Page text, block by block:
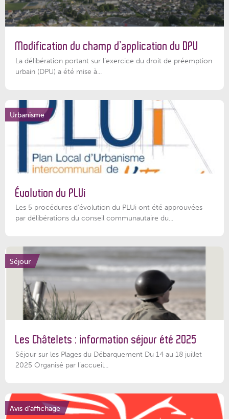
Modification du champ d’application du DPU
La délibération portant sur l’exercice du droit de préemption
urbain (DPU) a été mise à...
Urbanisme
Évolution du PLUi
Les 5 procédures d’évolution du PLUi ont été approuvées
par délibérations du conseil communautaire du...
Séjour
Les Châtelets : information séjour été 2025
Séjour sur les Plages du Débarquement Du 14 au 18 juillet
2025 Organisé par l’accueil...
Avis d'affichage